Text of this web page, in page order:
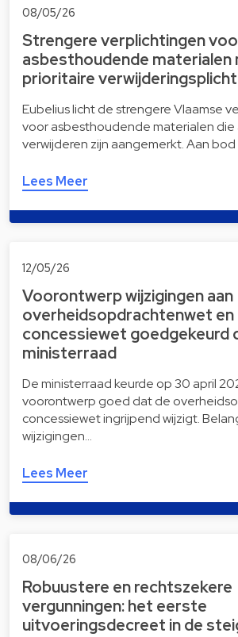
08/05/26
Strengere verplichtingen
asbesthoudende materialen
prioritaire verwijderingsplicht
Eubelius licht de strengere Vlaamse
voor asbesthoudende materialen die
verwijderen zijn aangemerkt. Aan
Lees Meer
12/05/26
Voorontwerp wijzigingen aan
overheidsopdrachtenwet en
concessiewet goedgekeurd
ministerraad
De ministerraad keurde op 30 april
voorontwerp goed dat de
concessiewet ingrijpend wijzigt.
wijzigingen…
Lees Meer
08/06/26
Robuustere en rechtszekere
vergunningen: het eerste
uitvoeringsdecreet in de